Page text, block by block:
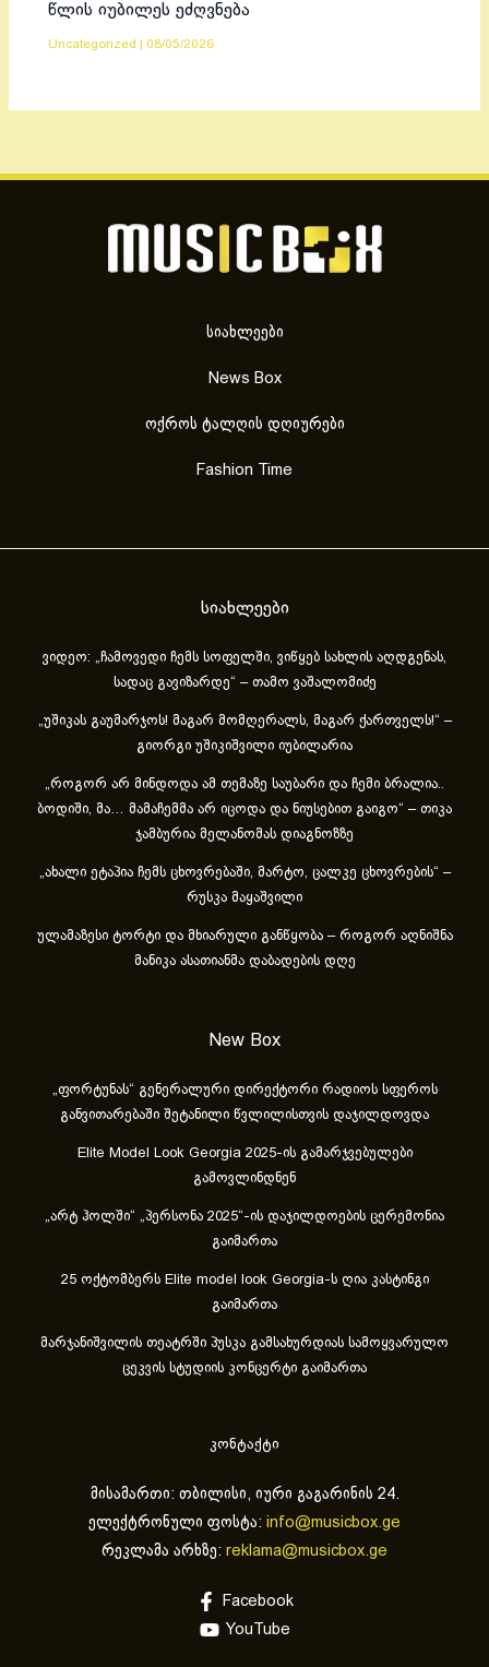
წლის იუბილეს ეძღვნება
Uncategorized 08/05/2026
სიახლეები
News Box
ოქროს ტალღის დღიურები
Fashion Time
სიახლეები
ვიდეო: „ჩამოვედი ჩემს სოფელში, ვიწყებ სახლის აღდგენას,
სადაც გავიზარდე“ – თამო ვაშალომიძე
„უშიკას გაუმარჯოს! მაგარ მომღერალს, მაგარ ქართველს!“ –
გიორგი უშიკიშვილი იუბილარია
„როგორ არ მინდოდა ამ თემაზე საუბარი და ჩემი ბრალია..
ბოდიში, მა… მამაჩემმა არ იცოდა და ნიუსებით გაიგო“ – თიკა
ჯამბურია მელანომას დიაგნოზზე
„ახა­ლი ეტა­პია ჩემს ცხოვ­რე­ბა­ში, მარ­ტო, ცალ­კე ცხოვ­რე­ბის“ –
რუსკა მაყაშვილი
ულამაზესი ტორტი და მხიარული განწყობა – როგორ აღნიშნა
მანიკა ასათიანმა დაბადების დღე
New Box
„ფორტუნას“ გენერალური დირექტორი რადიოს სფეროს
განვითარებაში შეტანილი წვლილისთვის დაჯილდოვდა
Elite Model Look Georgia 2025-ის გამარჯვებულები
გამოვლინდნენ
„არტ ჰოლში“ „პერსონა 2025“-ის დაჯილდოების ცერემონია
გაიმართა
25 ოქტომბერს Elite model look Georgia-ს ღია კასტინგი
გაიმართა
მარჯანიშვილის თეატრში პუსკა გამსახურდიას სამოყვარულო
ცეკვის სტუდიის კონცერტი გაიმართა
კონტაქტი
მისამართი: თბილისი, იური გაგარინის 24.
ელექტრონული ფოსტა: info@musicbox.ge
რეკლამა არხზე: reklama@musicbox.ge
Facebook
YouTube